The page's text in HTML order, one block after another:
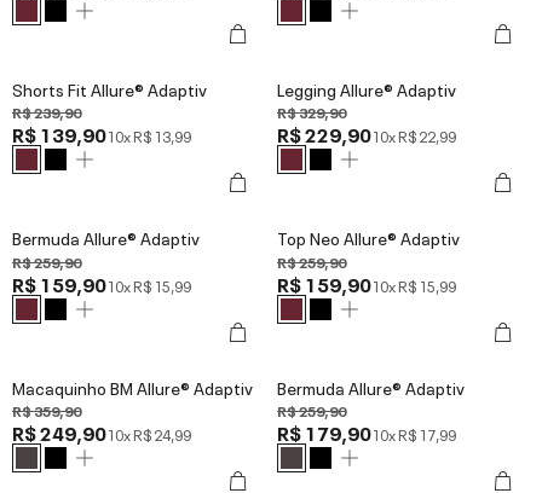
Shorts Fit Allure® Adaptiv
R$ 239,90
R$ 139,9010xR$ 13,99
Legging Allure® Adaptiv
R$ 329,90
R$ 229,9010xR$ 22,99
Bermuda Allure® Adaptiv
R$ 259,90
R$ 159,9010xR$ 15,99
Top Neo Allure® Adaptiv
R$ 259,90
R$ 159,9010xR$ 15,99
Macaquinho BM Allure® Adaptiv
R$ 359,90
R$ 249,9010xR$ 24,99
Bermuda Allure® Adaptiv
R$ 259,90
R$ 179,9010xR$ 17,99